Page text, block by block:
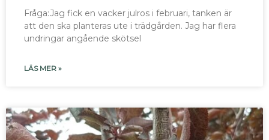
Fråga:Jag fick en vacker julros i februari, tanken är
att den ska planteras ute i trädgården. Jag har flera
undringar angående skötsel
LÄS MER »